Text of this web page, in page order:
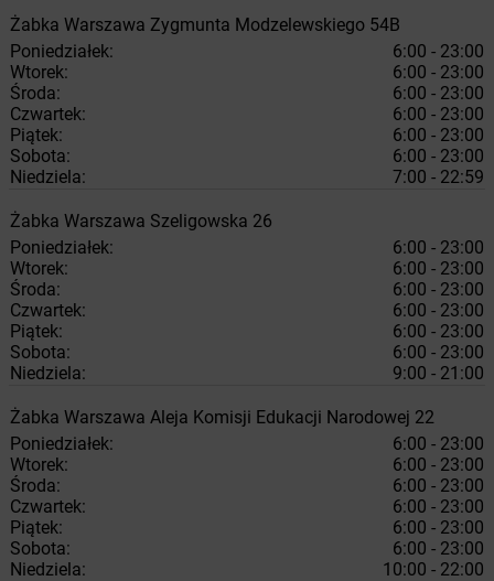
Żabka Warszawa Zygmunta Modzelewskiego 54B
Poniedziałek:
6:00 - 23:00
Wtorek:
6:00 - 23:00
Środa:
6:00 - 23:00
Czwartek:
6:00 - 23:00
Piątek:
6:00 - 23:00
Sobota:
6:00 - 23:00
Niedziela:
7:00 - 22:59
Żabka Warszawa Szeligowska 26
Poniedziałek:
6:00 - 23:00
Wtorek:
6:00 - 23:00
Środa:
6:00 - 23:00
Czwartek:
6:00 - 23:00
Piątek:
6:00 - 23:00
Sobota:
6:00 - 23:00
Niedziela:
9:00 - 21:00
Żabka Warszawa Aleja Komisji Edukacji Narodowej 22
Poniedziałek:
6:00 - 23:00
Wtorek:
6:00 - 23:00
Środa:
6:00 - 23:00
Czwartek:
6:00 - 23:00
Piątek:
6:00 - 23:00
Sobota:
6:00 - 23:00
Niedziela:
10:00 - 22:00